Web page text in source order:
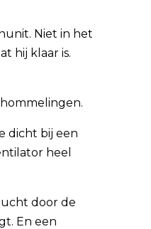
Niet in het
hij klaar is.
dicht bij een
heel
door de
En een